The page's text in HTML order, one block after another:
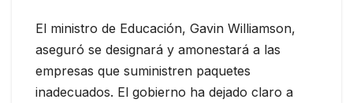
El ministro de Educación, Gavin Williamson,
aseguró se designará y amonestará a las
empresas que suministren paquetes
inadecuados. El gobierno ha dejado claro a